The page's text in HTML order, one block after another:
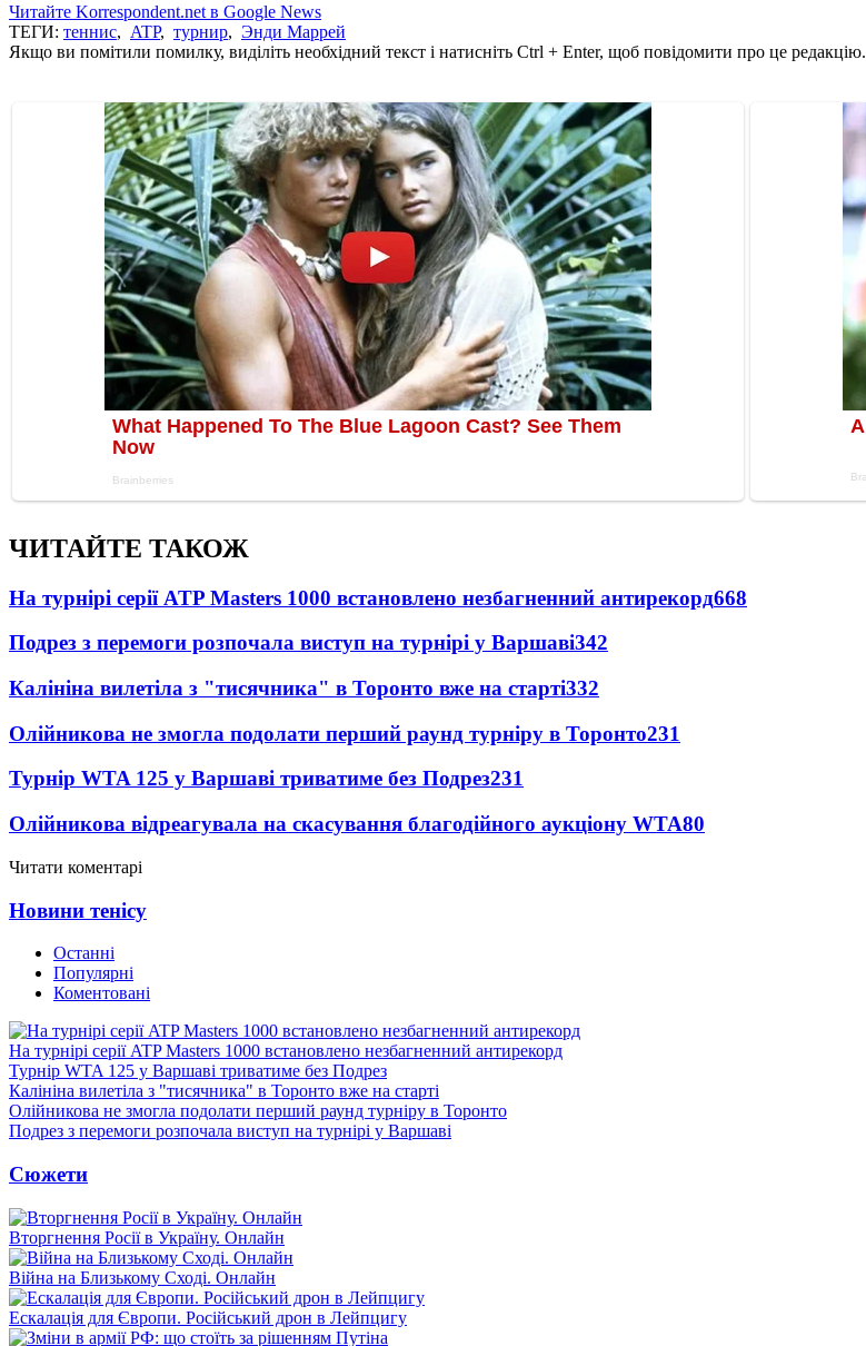
Читайте Korrespondent.net в Google News
ТЕГИ: теннис, ATP, турнир, Энди Маррей
Якщо ви помітили помилку, виділіть необхідний текст і натисніть Ctrl + Enter, щоб повідомити про це редакцію.
ЧИТАЙТЕ ТАКОЖ
На турнірі серії ATP Masters 1000 встановлено незбагненний антирекорд668
Подрез з перемоги розпочала виступ на турнірі у Варшаві342
Калініна вилетіла з "тисячника" в Торонто вже на старті332
Олійникова не змогла подолати перший раунд турніру в Торонто231
Турнір WTA 125 у Варшаві триватиме без Подрез231
Олійникова відреагувала на скасування благодійного аукціону WTA80
Читати коментарі
Новини тенісу
Останні
Популярні
Коментовані
На турнірі серії ATP Masters 1000 встановлено незбагненний антирекорд
Турнір WTA 125 у Варшаві триватиме без Подрез
Калініна вилетіла з "тисячника" в Торонто вже на старті
Олійникова не змогла подолати перший раунд турніру в Торонто
Подрез з перемоги розпочала виступ на турнірі у Варшаві
Сюжети
Вторгнення Росії в Україну. Онлайн
Війна на Близькому Сході. Онлайн
Ескалація для Європи. Російський дрон в Лейпцигу